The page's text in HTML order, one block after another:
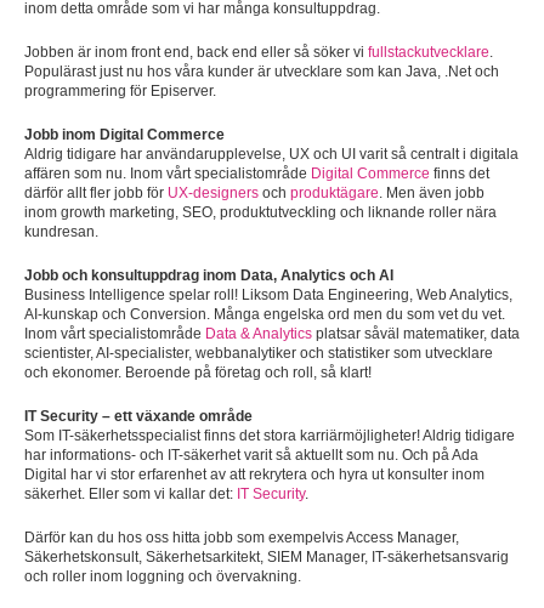
inom detta område som vi har många konsultuppdrag.
Jobben är inom front end, back end eller så söker vi fullstackutvecklare.
Populärast just nu hos våra kunder är utvecklare som kan Java, .Net och
programmering för Episerver.
Jobb inom Digital Commerce
Aldrig tidigare har användarupplevelse, UX och UI varit så centralt i digitala
affären som nu. Inom vårt specialistområde Digital Commerce finns det
därför allt fler jobb för UX-designers och produktägare. Men även jobb
inom growth marketing, SEO, produktutveckling och liknande roller nära
kundresan.
Jobb och konsultuppdrag inom Data, Analytics och AI
Business Intelligence spelar roll! Liksom Data Engineering, Web Analytics,
AI-kunskap och Conversion. Många engelska ord men du som vet du vet.
Inom vårt specialistområde Data & Analytics platsar såväl matematiker, data
scientister, AI-specialister, webbanalytiker och statistiker som utvecklare
och ekonomer. Beroende på företag och roll, så klart!
IT Security – ett växande område
Som IT-säkerhetsspecialist finns det stora karriärmöjligheter! Aldrig tidigare
har informations- och IT-säkerhet varit så aktuellt som nu. Och på Ada
Digital har vi stor erfarenhet av att rekrytera och hyra ut konsulter inom
säkerhet. Eller som vi kallar det: IT Security.
Därför kan du hos oss hitta jobb som exempelvis Access Manager,
Säkerhetskonsult, Säkerhetsarkitekt, SIEM Manager, IT-säkerhetsansvarig
och roller inom loggning och övervakning.